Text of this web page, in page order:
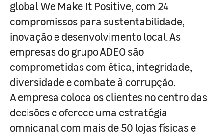
global We Make It Positive, com 24
compromissos para sustentabilidade,
inovação e desenvolvimento local. As
empresas do grupo ADEO são
comprometidas com ética, integridade,
diversidade e combate à corrupção.
A empresa coloca os clientes no centro das
decisões e oferece uma estratégia
omnicanal com mais de 50 lojas físicas e